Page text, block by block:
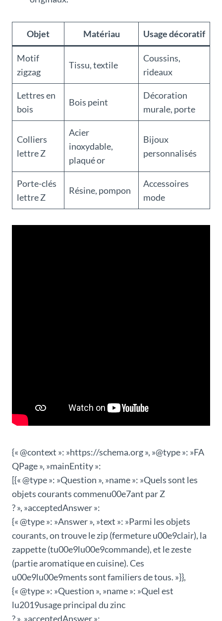
Objet Matériau Usage décoratif
Motif
zigzag
Tissu, textile
Coussins,
rideaux
Lettres en
bois
Bois peint
Décoration
murale, porte
Colliers
lettre Z
Acier
inoxydable,
plaqué or
Bijoux
personnalisés
Porte-clés
lettre Z
Résine, pompon
Accessoires
mode
{« @context »: »https://schema.org », »@type »: »FA
QPage », »mainEntity »:
[{« @type »: »Question », »name »: »Quels sont les
objets courants commenu00e7ant par Z
? », »acceptedAnswer »:
{« @type »: »Answer », »text »: »Parmi les objets
courants, on trouve le zip (fermeture u00e9clair), la
zappette (tu00e9lu00e9commande), et le zeste
(partie aromatique en cuisine). Ces
u00e9lu00e9ments sont familiers de tous. »}},
{« @type »: »Question », »name »: »Quel est
lu2019usage principal du zinc
? », »acceptedAnswer »: